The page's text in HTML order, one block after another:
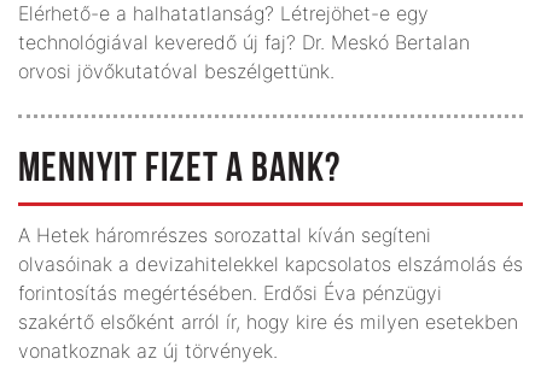
Elérhető-e a halhatatlanság? Létrejöhet-e egy
technológiával keveredő új faj? Dr. Meskó Bertalan
orvosi jövőkutatóval beszélgettünk.
MENNYIT FIZET A BANK?
A Hetek háromrészes sorozattal kíván segíteni
olvasóinak a devizahitelekkel kapcsolatos elszámolás és
forintosítás megértésében. Erdősi Éva pénzügyi
szakértő elsőként arról ír, hogy kire és milyen esetekben
vonatkoznak az új törvények.